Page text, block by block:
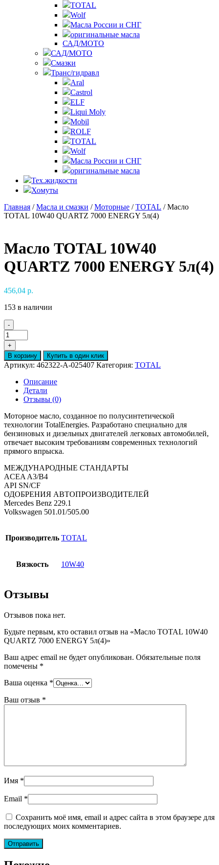
TOTAL
Wolf
Масла России и СНГ
оригинальные масла
САД/МОТО
САД/МОТО
Смазки
Транс/гидравл
Aral
Castrol
ELF
Liqui Moly
Mobil
ROLF
TOTAL
Wolf
Масла России и СНГ
оригинальные масла
Тех.жидкости
Хомуты
Главная /Масла и смазки /Моторные /TOTAL / Масло
TOTAL 10W40 QUARTZ 7000 ENERGY 5л(4)
Масло TOTAL 10W40
QUARTZ 7000 ENERGY 5л(4)
456,04 р.
153 в наличии
-
Количество
товара
Масло
TOTAL
10W40
QUARTZ
ENERGY
+
В корзину
Купить в один клик
Артикул: 462322-A-025407 Категория: TOTAL
Описание
Детали
Отзывы (0)
Моторное масло, созданное по полусинтетической
технологии TotalEnergies. Разработано специально для
бензиновых и дизельных двигателей легковых автомобилей,
отвечает высоким требованиям современных технологий
прямого впрыска.
МЕЖДУНАРОДНЫЕ СТАНДАРТЫ
ACEA A3/B4
API SN/CF
ОДОБРЕНИЯ АВТОПРОИЗВОДИТЕЛЕЙ
Mercedes Benz 229.1
Volkswagen 501.01/505.00
Производитель TOTAL
Вязкость 10W40
Отзывы
Отзывов пока нет.
Будьте первым, кто оставил отзыв на «Масло TOTAL 10W40
QUARTZ 7000 ENERGY 5л(4)»
Ваш адрес email не будет опубликован. Обязательные поля
помечены *
Ваша оценка *
Ваш отзыв *
Имя *
Email *
Сохранить моё имя, email и адрес сайта в этом браузере для
последующих моих комментариев.